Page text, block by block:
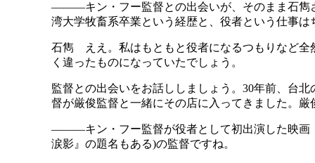
―――キン・フー監督との出会いが、そのまま石雋
湾大学牧畜系卒業という経歴と、役者という仕事
石雋 ええ。私はもともと役者になるつもりなど全
く違ったものになっていたでしょう。
監督との出会いをお話ししましょう。30年前、台
督が厳俊監督と一緒にその店に入ってきました。厳
―――キン・フー監督が役者として初出演した映画
涙影』の題名もある)の監督ですね。